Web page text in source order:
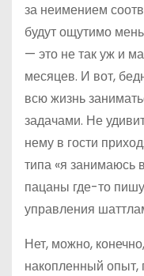
за неимением
будут ощутимо
— это не так уж и
месяцев. И вот,
всю жизнь
задачами. Не
нему в гости
типа «я занимаюсь
пацаны где-то
управления
Нет, можно,
накопленный опыт,